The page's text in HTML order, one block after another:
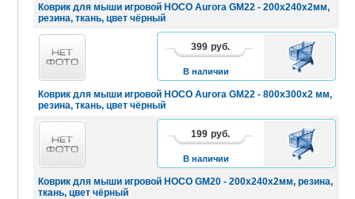
Коврик для мыши игровой HOCO Aurora GM22 - 200х240х2мм,
резина, ткань, цвет чёрный
Коврик для мыши игровой HOCO Aurora GM22 - 800x300x2 мм,
резина, ткань, цвет чёрный
399 руб.
В наличии
В
КОРЗИНУ
Коврик для мыши игровой HOCO GM20 - 200х240х2мм, резина,
ткань, цвет чёрный
199 руб.
В наличии
В
КОРЗИНУ